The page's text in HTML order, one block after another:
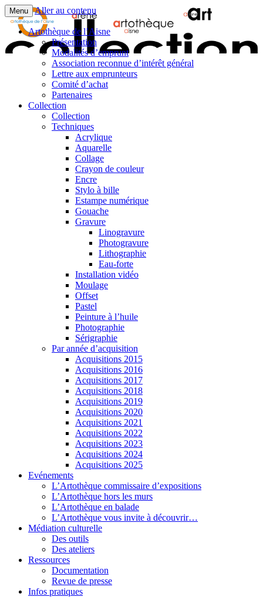
Menu Aller au contenu
Artothèque de l’Aisne
Présentation
Modalités d’emprunt
Association reconnue d’intérêt général
Lettre aux emprunteurs
Comité d’achat
Partenaires
Collection
Collection
Techniques
Acrylique
Aquarelle
Collage
Crayon de couleur
Encre
Stylo à bille
Estampe numérique
Gouache
Gravure
Linogravure
Photogravure
Lithographie​
Eau-forte
Installation vidéo
Moulage
Offset
Pastel
Peinture à l’huile
Photographie
Sérigraphie
Par année d’acquisition
Acquisitions 2015
Acquisitions 2016
Acquisitions 2017
Acquisitions 2018
Acquisitions 2019
Acquisitions 2020
Acquisitions 2021
Acquisitions 2022
Acquisitions 2023
Acquisitions 2024
Acquisitions 2025
Evénements
L’Artothèque commissaire d’expositions
L’Artothèque hors les murs
L’Artothèque en balade
L’Artothèque vous invite à découvrir…
Médiation culturelle
Des outils
Des ateliers
Ressources
Documentation
Revue de presse
Infos pratiques